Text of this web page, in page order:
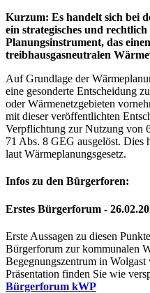
Kurzum: Es handelt sich bei
ein strategisches und
Planungsinstrument, das
treibhausgasneutralen
Auf Grundlage der
eine gesonderte Entscheidung
oder Wärmenetzgebieten
mit dieser veröffentlichten
Verpflichtung zur Nutzung von
71 Abs. 8 GEG ausgelöst. Dies
laut Wärmeplanungsgesetz.
Infos zu den Bürgerforen:
Erstes Bürgerforum -
Erste Aussagen zu diesen
Bürgerforum zur kommunalen
Begegnungszentrum in
Präsentation finden Sie wie
Bürgerforum kWP